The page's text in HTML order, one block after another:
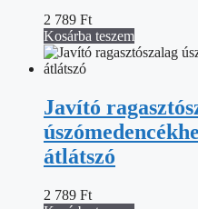
2 789 Ft
Kosárba teszem
Javító
átlátszó
2 789 Ft